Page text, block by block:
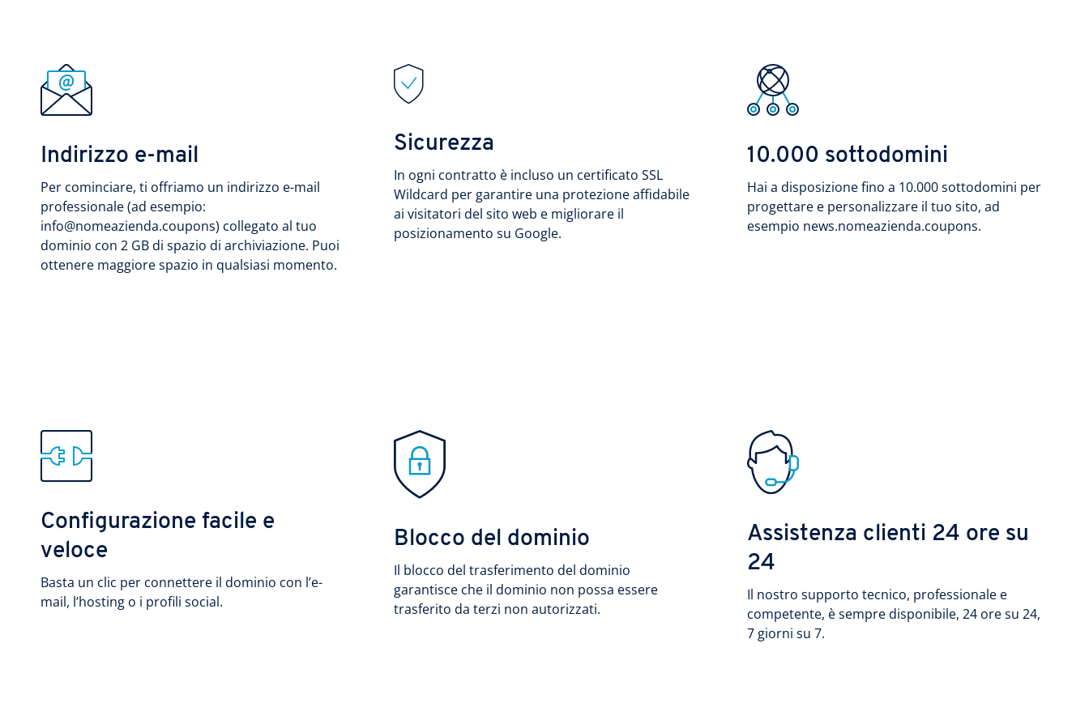
Indirizzo e-mail
Per cominciare, ti offriamo un indirizzo e-mail
professionale (ad esempio:
info@nomeazienda.coupons) collegato al tuo
dominio con 2 GB di spazio di archiviazione. Puoi
ottenere maggiore spazio in qualsiasi momento.
Sicurezza
In ogni contratto è incluso un certificato SSL
Wildcard per garantire una protezione affidabile
ai visitatori del sito web e migliorare il
posizionamento su Google.
10.000 sottodomini
Hai a disposizione fino a 10.000 sottodomini per
progettare e personalizzare il tuo sito, ad
esempio news.nomeazienda.coupons.
Configurazione facile e
veloce
Basta un clic per connettere il dominio con l’e-
mail, l’hosting o i profili social.
Blocco del dominio
Il blocco del trasferimento del dominio
garantisce che il dominio non possa essere
trasferito da terzi non autorizzati.
Assistenza clienti 24 ore su
24
Il nostro supporto tecnico, professionale e
competente, è sempre disponibile, 24 ore su 24,
7 giorni su 7.